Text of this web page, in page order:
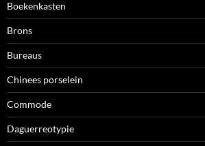
Boekenkasten
Brons
Bureaus
Chinees porselein
Commode
Daguerreotypie